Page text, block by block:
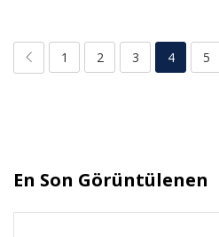
1 2 3 4 5
En Son Görüntülenen